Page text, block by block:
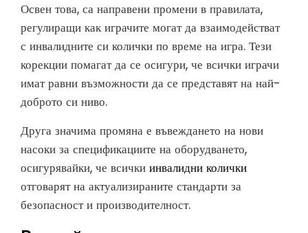
Освен това, са направени промени в правилата,
регулиращи как играчите могат да взаимодействат
с инвалидните си колички по време на игра. Тези
корекции помагат да се осигури, че всички играчи
имат равни възможности да се представят на най-
доброто си ниво.
Друга значима промяна е въвеждането на нови
насоки за спецификациите на оборудването,
осигурявайки, че всички инвалидни колички
отговарят на актуализираните стандарти за
безопасност и производителност.